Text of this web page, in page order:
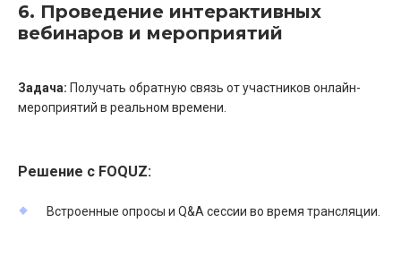
6. Проведение интерактивных
вебинаров и мероприятий
Задача: Получать обратную связь от участников онлайн-
мероприятий в реальном времени.
Решение с FOQUZ:
Встроенные опросы и Q&A сессии во время трансляции.